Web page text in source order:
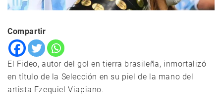
Compartir
El Fideo, autor del gol en tierra brasileña, inmortalizó
en título de la Selección en su piel de la mano del
artista Ezequiel Viapiano.